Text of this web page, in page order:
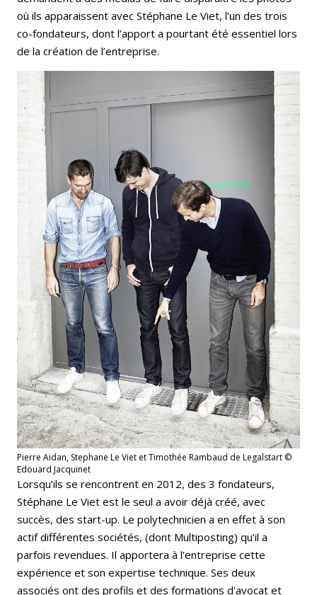
où ils apparaissent avec Stéphane Le Viet, l’un des trois
co-fondateurs, dont l’apport a pourtant été essentiel lors
de la création de l’entreprise.
Pierre Aidan, Stephane Le Viet et Timothée Rambaud de Legalstart ©
Edouard Jacquinet
Lorsqu’ils se rencontrent en 2012, des 3 fondateurs,
Stéphane Le Viet est le seul a avoir déjà créé, avec
succès, des start-up. Le polytechnicien a en effet à son
actif différentes sociétés, (dont Multiposting) qu’il a
parfois revendues. Il apportera à l’entreprise cette
expérience et son expertise technique. Ses deux
associés ont des profils et des formations d'avocat et